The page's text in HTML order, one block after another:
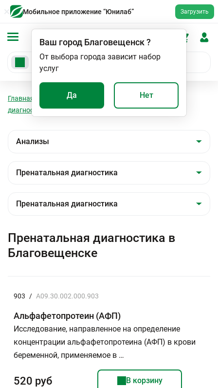
Мобильное приложение “Юнилаб” Загрузить
Ваш город Благовещенск?
От выбора города зависит набор
услуг
Да Нет
Главная Анализы
Пренатальная
диагностика
Пренатальная диагностика
Пренатальная диагностика в
Благовещенске
903 / A09.30.002.000.903
Альфафетопротеин (АФП)
Исследование, направленное на определение
концентрации альфафетопротеина (АФП) в крови
беременной, применяемое в …
520 руб В корзину